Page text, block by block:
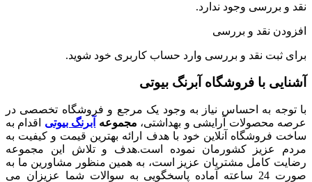
وجود ندارد.
و بررسی
نقد و بررسیوارد حساب کاربریخود شوید.
با فروشگاه آبرنگ بیوتی
به احساس نیاز به وجود یک مرجع و فروشگاه تخصصی در
آرایشی و بهداشتی،مجموعه آبرنگ بیوتی اقدام به
آنلاین خود با هدف ارائه بهترین قیمت و کیفیت به
کشورمان نموده است.هدف و تلاش این مجموعه
مشتریان عزیز است، به همین منظور مشاورین ما به
صورت 24 ساعته آماده پاسخگویی به سوالات شما عزیزان می